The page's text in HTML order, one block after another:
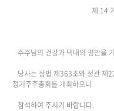
제 14
주주님의 건강과 댁내의 평안을
당사는 상법 제363조와 정관 제
정기주주총회를 개최하오니
참석하여 주시기 바랍니다.